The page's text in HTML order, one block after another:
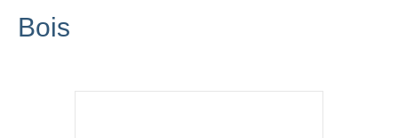
Bois